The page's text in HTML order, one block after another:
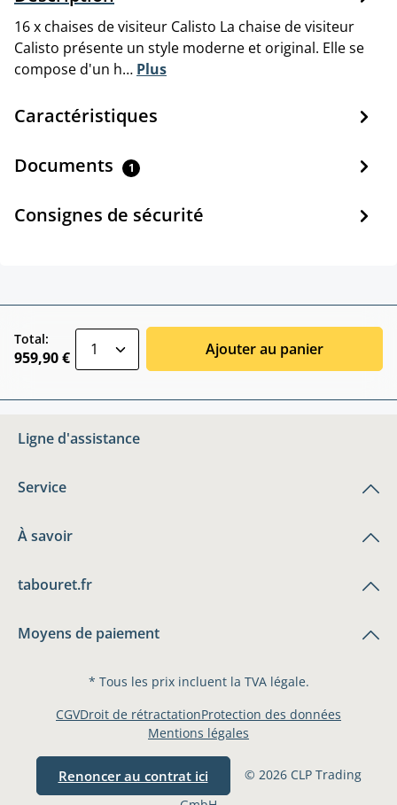
16 x chaises de visiteur Calisto La chaise de visiteur
Calisto présente un style moderne et original. Elle se
compose d'un h… Plus
Caractéristiques
Documents 1
Consignes de sécurité
Total:
959,90 € Ajouter au panier
Ligne d'assistance
Service
À savoir
tabouret.fr
Moyens de paiement
* Tous les prix incluent la TVA légale.
Renoncer au contrat ici
© 2026 CLP Trading
CGVDroit de rétractationProtection des données
Mentions légales